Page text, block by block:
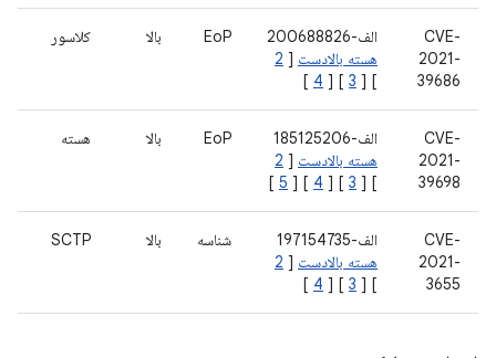
CVE-
2021-
39686
الف-200688826
هسته بالادست [
2
] [
3
] [
4
]
EoP بالا کلاسور
CVE-
2021-
39698
الف-185125206
هسته بالادست [
2
] [
3
] [
4
] [
5
]
EoP بالا هسته
CVE-
2021-
3655
الف-197154735
هسته بالادست [
2
] [
3
] [
4
]
شناسه بالا SCTP